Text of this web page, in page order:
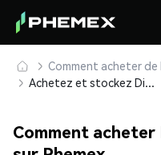
Comment acheter
Achetez et stockez Dinari PYPL (PYPL.D) en toute sécurité
Comment acheter